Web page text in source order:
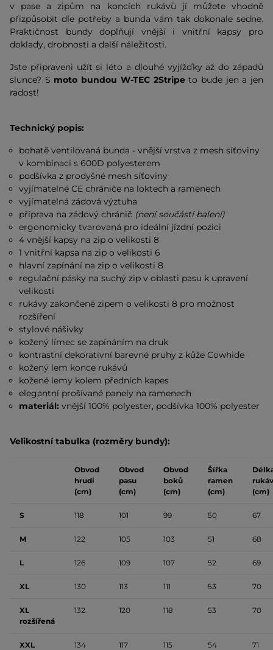
v pase a zipům na koncích rukávů jí můžete vhodně
přizpůsobit dle potřeby a bunda vám tak dokonale sedne.
Praktičnost bundy doplňují vnější i vnitřní kapsy pro
doklady, drobnosti a další náležitosti.
Jste připraveni užít si léto a dlouhé vyjížďky až do západů
slunce? S moto bundou W-TEC 2Stripeto bude jen a jen
radost!
Technický popis:
bohatě ventilovaná bunda - vnější vrstva z mesh síťoviny
v kombinaci s 600D polyesterem
podšívka z prodyšné mesh síťoviny
vyjímatelné CE chrániče na loktech a ramenech
vyjímatelná zádová výztuha
příprava na zádový chránič (není součástí balení)
ergonomicky tvarovaná pro ideální jízdní pozici
4 vnější kapsy na zip o velikosti 8
1 vnitřní kapsa na zip o velikosti 6
hlavní zapínání na zip o velikosti 8
regulační pásky na suchý zip v oblasti pasu k upravení
velikosti
rukávy zakončené zipem o velikosti 8 pro možnost
rozšíření
stylové nášivky
kožený límec se zapínáním na druk
kontrastní dekorativní barevné pruhy z kůže Cowhide
kožený lem konce rukávů
kožené lemy kolem předních kapes
elegantní prošívané panely na ramenech
materiál:vnější 100% polyester, podšívka 100% polyester
Velikostní tabulka (rozměry bundy):
Obvod
hrudi
(cm)
Obvod
pasu
(cm)
Obvod
boků
(cm)
Šířka
ramen
(cm)
(cm)
S 118 101 99 50 67
M 122 105 103 51 68
L 126 109 107 52 69
XL 130 113 111 53 70
XL
rozšířená
132 120 118 53 70
XXL 134 117 115 54 71